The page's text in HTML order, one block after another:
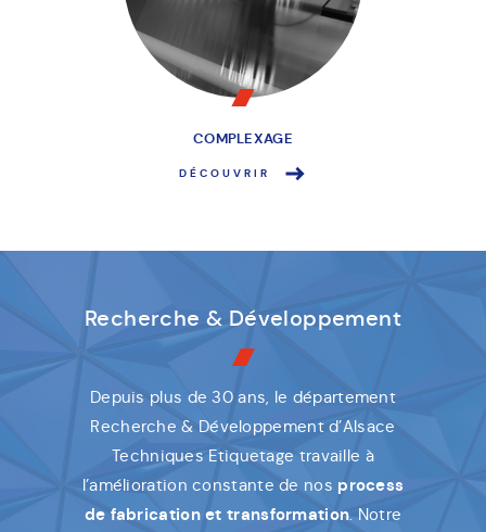
COMPLEXAGE
DÉCOUVRIR
Recherche & Développement
Depuis plus de 30 ans, le département
Recherche & Développement d’Alsace
Techniques Etiquetage travaille à
l’amélioration constante de nos process
de fabrication et transformation. Notre